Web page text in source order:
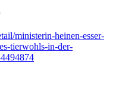
ministerin-heinen-esser-
tierwohls-in-der-